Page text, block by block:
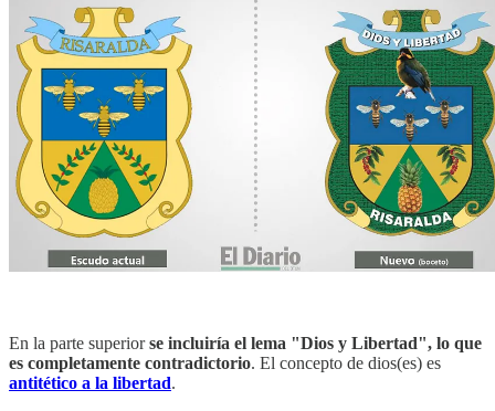
En la parte superiorse incluiría el lema "Dios y Libertad", lo que
es completamente contradictorio. El concepto de dios(es) es
antitético a la libertad.